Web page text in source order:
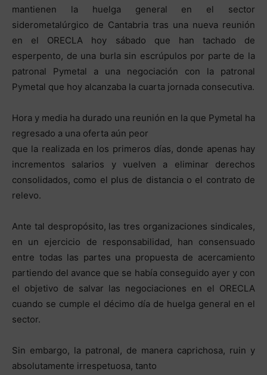
mantienen la huelga general en el sector
siderometalúrgico de Cantabria tras una nueva reunión
en el ORECLA hoy sábado que han tachado de
esperpento, de una burla sin escrúpulos por parte de la
patronal Pymetal a una negociación con la patronal
Pymetal que hoy alcanzaba la cuarta jornada consecutiva.
Hora y media ha durado una reunión en la que Pymetal ha
regresado a una oferta aún peor
que la realizada en los primeros días, donde apenas hay
incrementos salarios y vuelven a eliminar derechos
consolidados, como el plus de distancia o el contrato de
relevo.
Ante tal despropósito, las tres organizaciones sindicales,
en un ejercicio de responsabilidad, han consensuado
entre todas las partes una propuesta de acercamiento
partiendo del avance que se había conseguido ayer y con
el objetivo de salvar las negociaciones en el ORECLA
cuando se cumple el décimo día de huelga general en el
sector.
Sin embargo, la patronal, de manera caprichosa, ruin y
absolutamente irrespetuosa, tanto